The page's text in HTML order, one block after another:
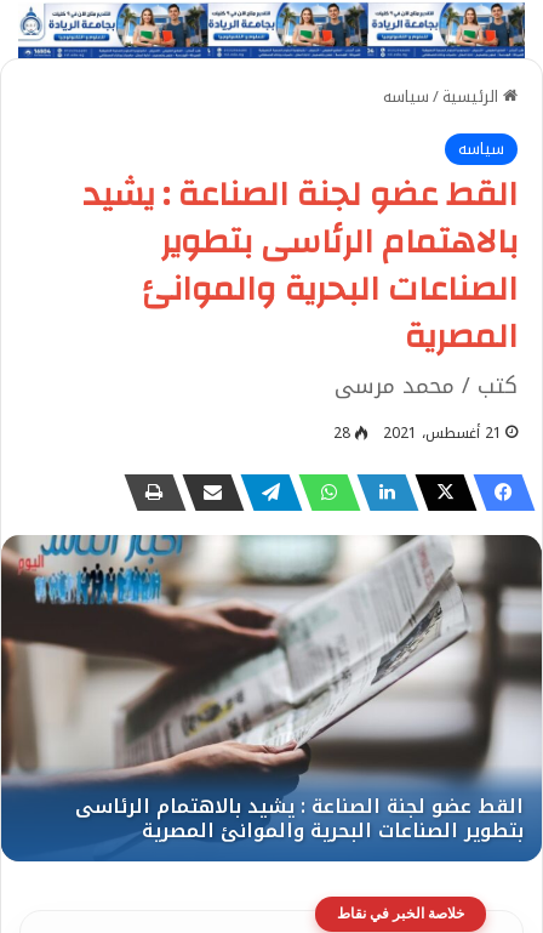
الرئيسية/سياسه
سياسه
القط عضو لجنة الصناعة : يشيد
بالاهتمام الرئاسى بتطوير
الصناعات البحرية والموانئ
المصرية
كتب / محمد مرسى
21 أغسطس، 2021 28
خلاصة الخبر في نقاط